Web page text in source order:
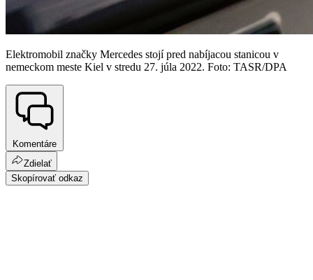
Elektromobil značky Mercedes stojí pred nabíjacou stanicou v
nemeckom meste Kiel v stredu 27. júla 2022. Foto: TASR/DPA
Komentáre
Zdielať
Skopírovať odkaz